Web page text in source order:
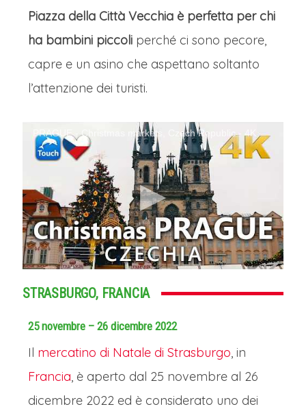
Piazza della Città Vecchia è perfetta per chi
ha bambini piccoli perché ci sono pecore,
capre e un asino che aspettano soltanto
l’attenzione dei turisti.
PRAGUE - Christmas markets, Czech Republic - 4K
STRASBURGO, FRANCIA
25 novembre – 26 dicembre 2022
Il mercatino di Natale di Strasburgo, in
Francia, è aperto dal 25 novembre al 26
dicembre 2022 ed è considerato uno dei